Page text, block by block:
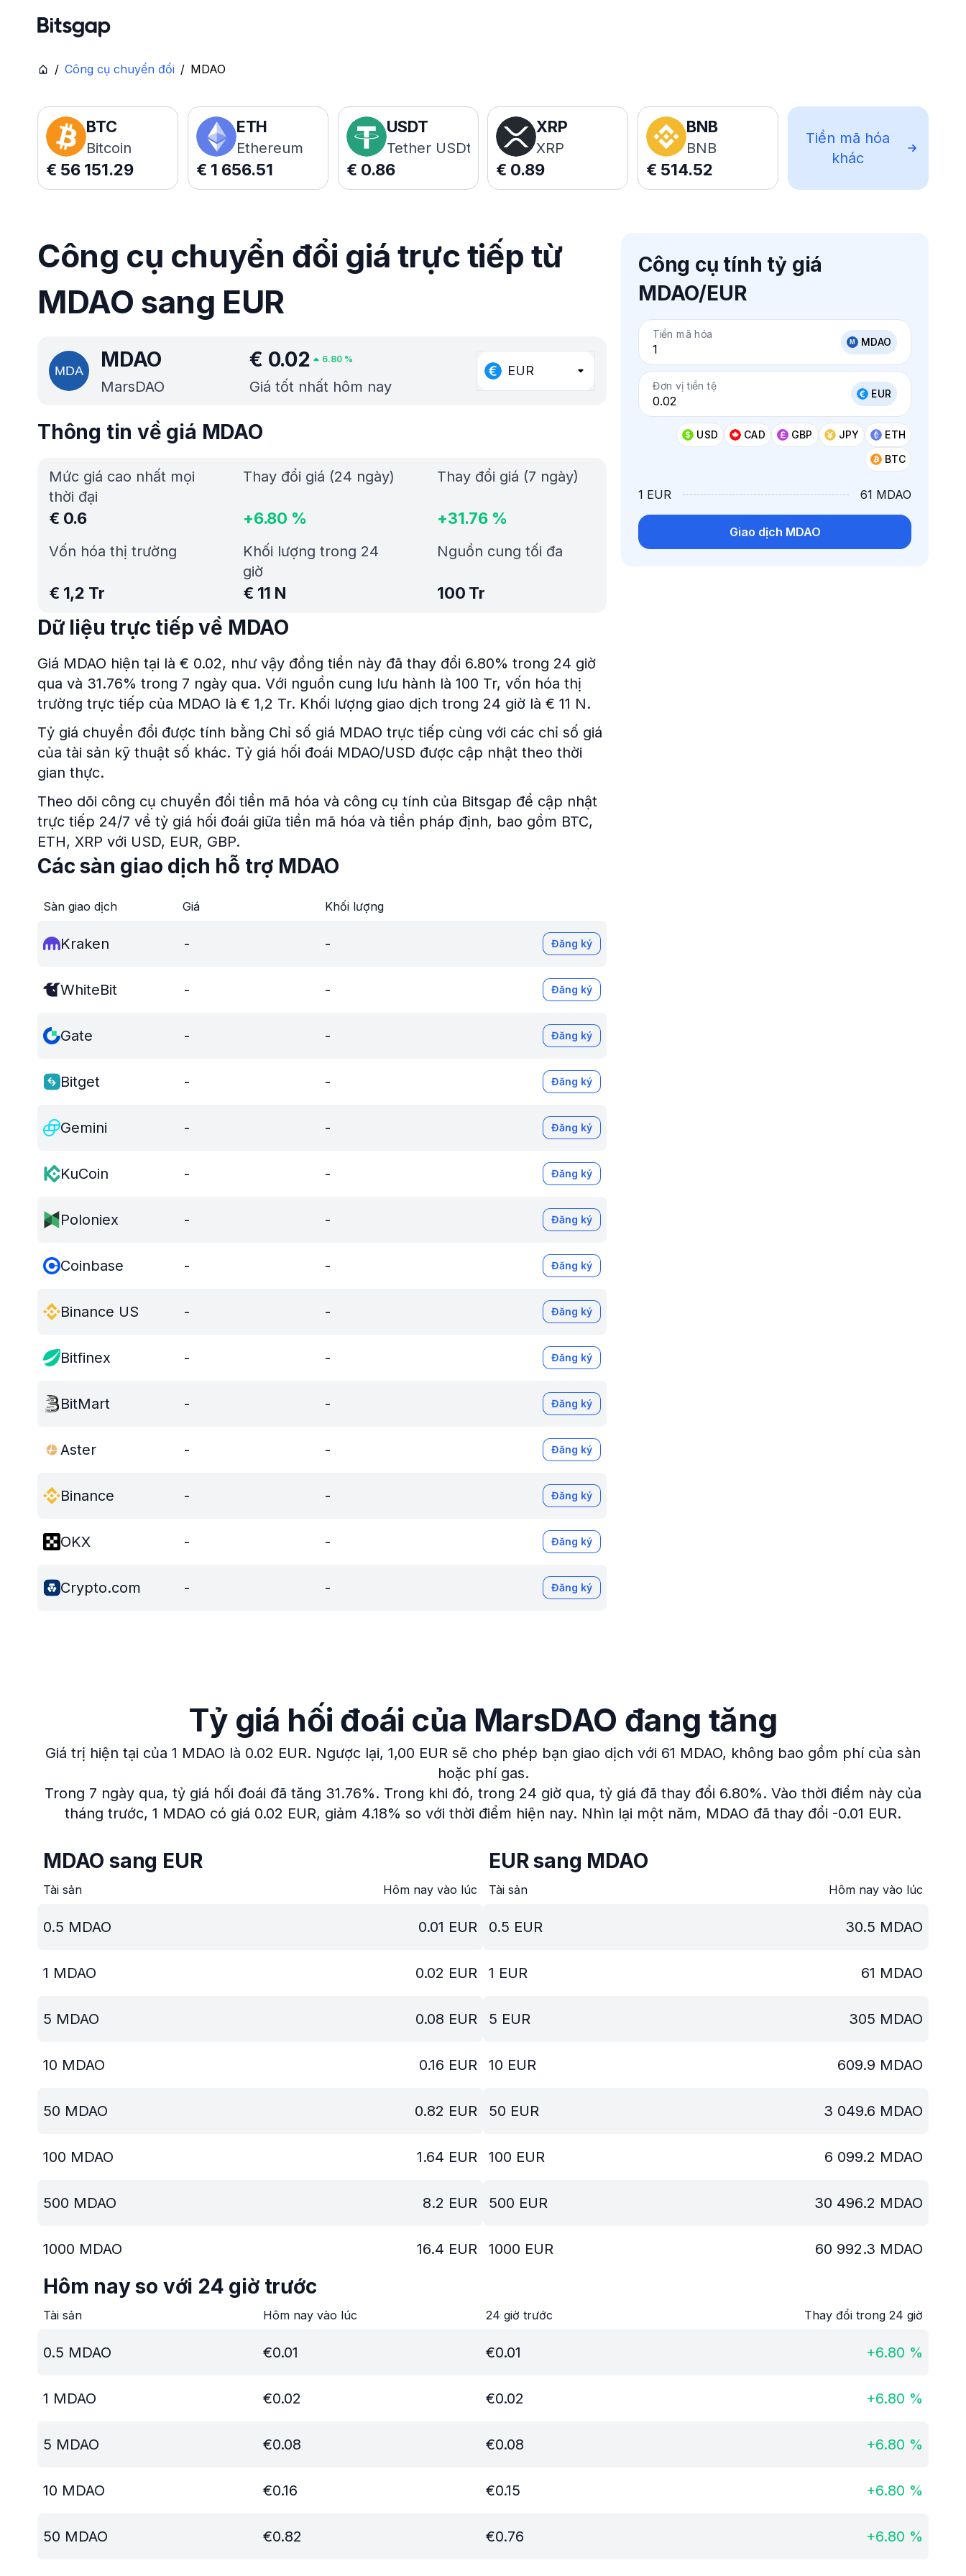
/ Công cụ chuyển đổi / MDAO
BTC
Bitcoin
€ 56 151.29
ETH
Ethereum
€ 1 656.51
USDT
Tether USDt
€ 0.86
XRP
XRP
€ 0.89
BNB
BNB
€ 514.52
Tiền mã hóa
khác
Công cụ chuyển đổi giá trực tiếp từ
MDAO sang EUR
MDAO
MarsDAO
€ 0.02 6.80%
Giá tốt nhất hôm nay
EUR
Công cụ tính tỷ giá
MDAO/EUR
Tiền mã hóa
MDAO
Đơn vị tiền tệ
EUR
USD CAD GBP JPY
ETH
BTC
1 EUR 61 MDAO
Giao dịch MDAO
Thông tin về giá MDAO
Mức giá cao nhất mọi
thời đại
€ 0.6
Vốn hóa thị trường
€ 1,2 Tr
Thay đổi giá (24 ngày)
+6.80 %
Thay đổi giá (7 ngày)
+31.76%
Khối lượng trong 24
giờ
€ 11 N
Nguồn cung tối đa
100 Tr
Dữ liệu trực tiếp về MDAO
Giá MDAO hiện tại là € 0.02, như vậy đồng tiền này đã thay đổi 6.80% trong 24 giờ
qua và 31.76% trong 7 ngày qua. Với nguồn cung lưu hành là 100 Tr, vốn hóa thị
trường trực tiếp của MDAO là € 1,2 Tr. Khối lượng giao dịch trong 24 giờ là € 11 N.
Tỷ giá chuyển đổi được tính bằng Chỉ số giá MDAO trực tiếp cùng với các chỉ số giá
của tài sản kỹ thuật số khác. Tỷ giá hối đoái MDAO/USD được cập nhật theo thời
gian thực.
Theo dõi công cụ chuyển đổi tiền mã hóa và công cụ tính của Bitsgap để cập nhật
trực tiếp 24/7 về tỷ giá hối đoái giữa tiền mã hóa và tiền pháp định, bao gồm BTC,
ETH, XRP với USD, EUR, GBP.
Các sàn giao dịch hỗ trợ MDAO
Sàn giao dịch Giá Khối lượng
Kraken - - Đăng ký
WhiteBit - - Đăng ký
Gate - - Đăng ký
Bitget - - Đăng ký
Gemini - - Đăng ký
KuCoin - - Đăng ký
Poloniex - - Đăng ký
Coinbase - - Đăng ký
Binance US - - Đăng ký
Bitfinex - - Đăng ký
BitMart - - Đăng ký
Aster - - Đăng ký
Binance - - Đăng ký
OKX - - Đăng ký
Crypto.com - - Đăng ký
Tỷ giá hối đoái của MarsDAO đang tăng
Giá trị hiện tại của 1 MDAO là 0.02 EUR. Ngược lại, 1,00 EUR sẽ cho phép bạn giao dịch với 61 MDAO, không bao gồm phí của sàn
hoặc phí gas.
Trong 7 ngày qua, tỷ giá hối đoái đã tăng 31.76%. Trong khi đó, trong 24 giờ qua, tỷ giá đã thay đổi 6.80%. Vào thời điểm này của
tháng trước, 1 MDAO có giá 0.02 EUR, giảm 4.18% so với thời điểm hiện nay. Nhìn lại một năm, MDAO đã thay đổi -0.01 EUR.
MDAO sang EUR
Tài sản Hôm nay vào lúc
0.5 MDAO 0.01 EUR
1 MDAO 0.02 EUR
5 MDAO 0.08 EUR
10 MDAO 0.16 EUR
50 MDAO 0.82 EUR
100 MDAO 1.64 EUR
500 MDAO 8.2 EUR
1000 MDAO 16.4 EUR
EUR sang MDAO
Tài sản Hôm nay vào lúc
0.5 EUR 30.5 MDAO
1 EUR 61 MDAO
5 EUR 305 MDAO
10 EUR 609.9 MDAO
50 EUR 3 049.6 MDAO
100 EUR 6 099.2 MDAO
500 EUR 30 496.2 MDAO
1000 EUR 60 992.3 MDAO
Hôm nay so với 24 giờ trước
Tài sản Hôm nay vào lúc 24 giờ trước Thay đổi trong 24 giờ
0.5 MDAO €0.01 €0.01 +6.80 %
1 MDAO €0.02 €0.02 +6.80 %
5 MDAO €0.08 €0.08 +6.80 %
10 MDAO €0.16 €0.15 +6.80 %
50 MDAO €0.82 €0.76 +6.80 %